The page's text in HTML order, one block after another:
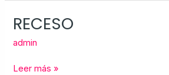
RECESO
admin
RECESO
Leer más »